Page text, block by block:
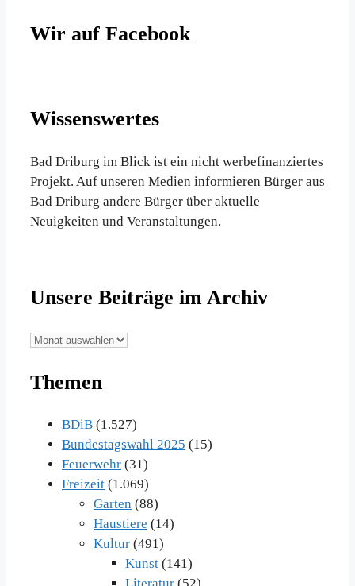
Wir auf Facebook
Wissenswertes
Bad Driburg im Blick ist ein nicht werbefinanziertes
Projekt. Auf unseren Medien informieren Bürger aus
Bad Driburg andere Bürger über aktuelle
Neuigkeiten und Veranstaltungen.
Unsere Beiträge im Archiv
Unsere
im
Themen
BDiB (1.527)
Bundestagswahl 2025 (15)
Feuerwehr (31)
Freizeit (1.069)
Garten (88)
Haustiere (14)
Kultur (491)
Kunst (141)